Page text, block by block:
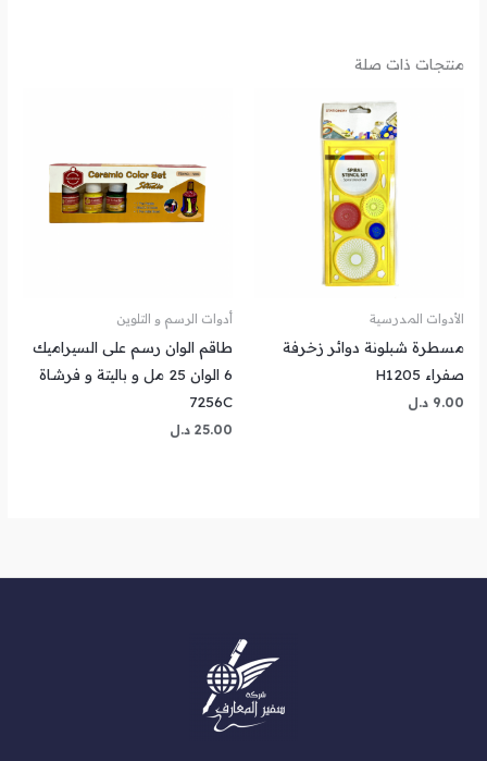
منتجات ذات صلة
الأدوات المدرسية
مسطرة شبلونة دوائر زخرفة
صفراء H1205
9.00 د.ل
أدوات الرسم و التلوين
طاقم الوان رسم على السيراميك
6 الوان 25 مل و باليتة و فرشاة
7256C
25.00 د.ل